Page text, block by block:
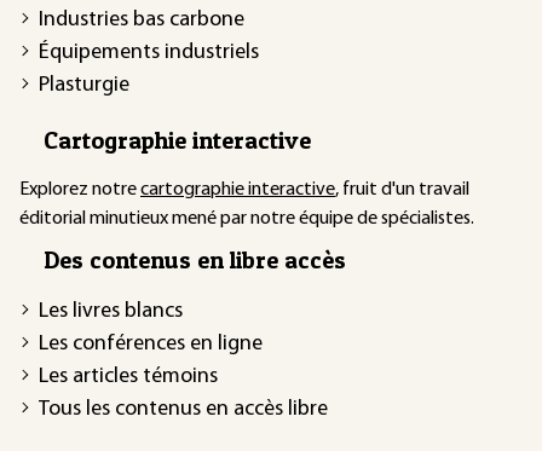
Industries bas carbone
Équipements industriels
Plasturgie
Cartographie interactive
Explorez notrecartographie interactive, fruit d'un travail
éditorial minutieux mené par notre équipe de spécialistes.
Des contenus en libre accès
Les livres blancs
Les conférences en ligne
Les articles témoins
Tous les contenus en accès libre